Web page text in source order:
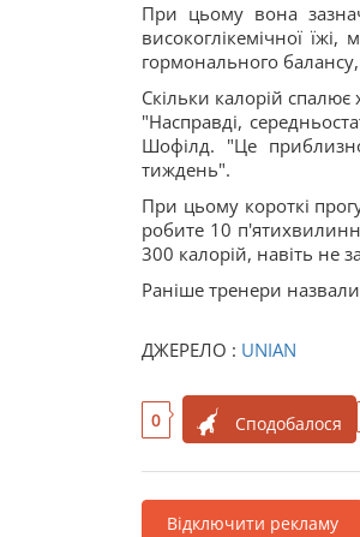
При цьому вона
високоглікемічної
гормонального балансу,
Скільки калорій спалює
"Насправді,
Шофілд. "Це
тиждень".
При цьому короткі
робите 10
300 калорій, навіть не
Раніше тренери
ДЖЕРЕЛО : UNIAN
0 Сподобалося
Відключити рекламу